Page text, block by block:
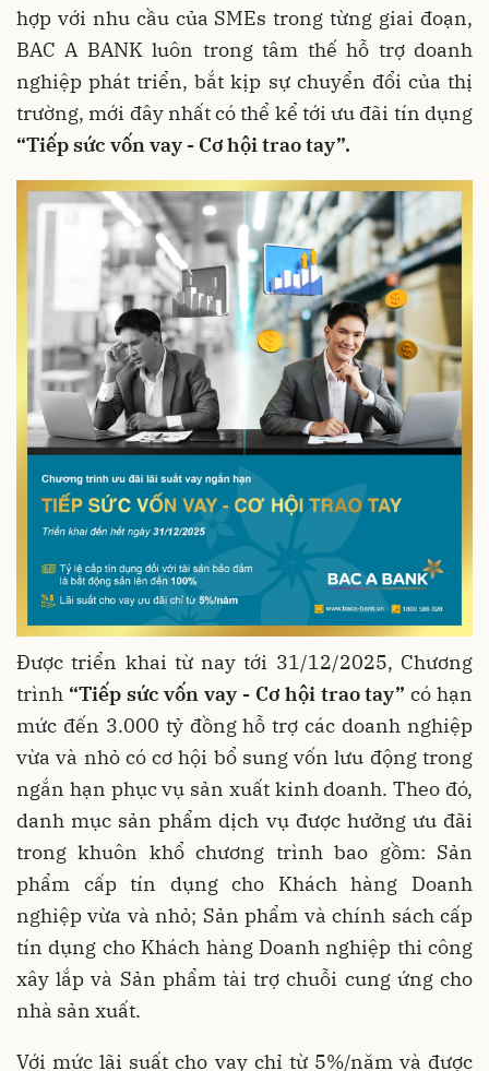
hợp với nhu cầu của SMEs trong từng giai đoạn,
BAC A BANK luôn trong tâm thế hỗ trợ doanh
nghiệp phát triển, bắt kịp sự chuyển đổi của thị
trường, mới đây nhất có thể kể tới ưu đãi tín dụng
“Tiếp sức vốn vay - Cơ hội trao tay”.
Được triển khai từ nay tới 31/12/2025, Chương
trình “Tiếp sức vốn vay - Cơ hội trao tay” có hạn
mức đến 3.000 tỷ đồng hỗ trợ các doanh nghiệp
vừa và nhỏ có cơ hội bổ sung vốn lưu động trong
ngắn hạn phục vụ sản xuất kinh doanh. Theo đó,
danh mục sản phẩm dịch vụ được hưởng ưu đãi
trong khuôn khổ chương trình bao gồm: Sản
phẩm cấp tín dụng cho Khách hàng Doanh
nghiệp vừa và nhỏ; Sản phẩm và chính sách cấp
tín dụng cho Khách hàng Doanh nghiệp thi công
xây lắp và Sản phẩm tài trợ chuỗi cung ứng cho
nhà sản xuất.
Với mức lãi suất cho vay chỉ từ 5%/năm và được